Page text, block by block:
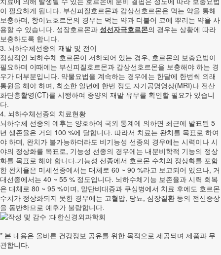
이 필요하게 됩니다. 부신피질호르몬과 갑상선호르몬은 먹는 약을 통해
보충하며, 항이뇨호르몬의 경우는 먹는 약과 더불어 코에 뿌리는 약을 사
용할 수 있습니다. 성장호르몬과 성선자극호르몬의 경우는 상황에 따라
보충하도록 합니다.
3. 뇌하수체선종의 재발 및 전이
정상적인 뇌하수체 호르몬이 저하되어 있는 경우, 호르몬의 보충요법이
필요하며 이때에는 부신피질호르몬과 갑상선호르몬을 보충해야 하는 경
우가 대부분입니다. 약물요법을 계속하는 경우에는 한달에 한번씩 외래
통원을 해야 하며, 최소한 일년에 한번 정도 자기공명영상(MRI)나 전산
화단층촬영(CT)를 시행하여 종양의 재발 유무를 확인할 필요가 있습니
다.
4. 뇌하수체선종의 치료현황
뇌하수체 선종의 예후는 양호하여 국외 통계에 의하면 최근에 발표된 5
년 생존율은 거의 100 %에 달합니다. 따라서 치료는 완치를 목표로 하여
야 하며, 완치가 불가능하더라도 비기능성 선종의 경우에는 시력이나 시
야의 정상화를 목표로, 기능성 선종의 경우에는 내분비학적 기능의 정상
화를 목표로 해야 합니다.기능성 선종에서 호르몬 수치의 정상화를 포함
한 완치율은 미세선종에서는 대체로 60 ~ 90 %라고 보고되어 있으나, 거
대선종에서는 40 ~ 55 % 정도입니다. 뇌하수체기능 보존율과 시력 회복
은 대체로 80 ~ 95 %이며, 말단비대증과 쿠싱병에서 치료 후에도 호르몬
수치가 정상화되지 못한 경우에는 고혈압, 당뇨, 심장질환 등의 전신증상
을 동반하므로 예후가 불량합니다.
* 본 내용은 올바른 건강정보 공유를 위한 목적으로 제공되며 제품과 무
관합니다.